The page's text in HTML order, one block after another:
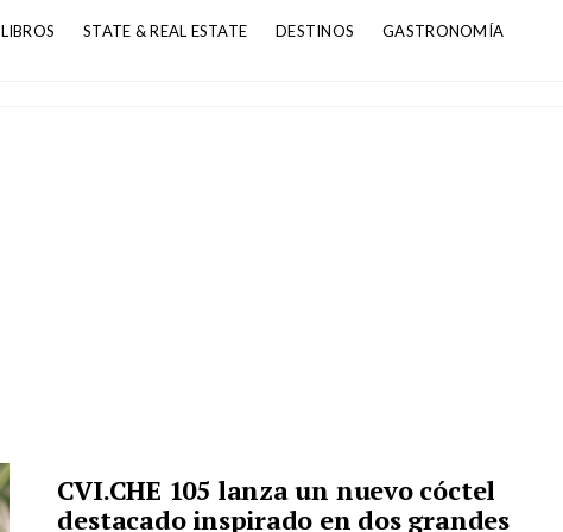
LIBROS STATE & REAL ESTATE DESTINOS GASTRONOMÍA
CVI.CHE 105 lanza un nuevo cóctel
destacado inspirado en dos grandes